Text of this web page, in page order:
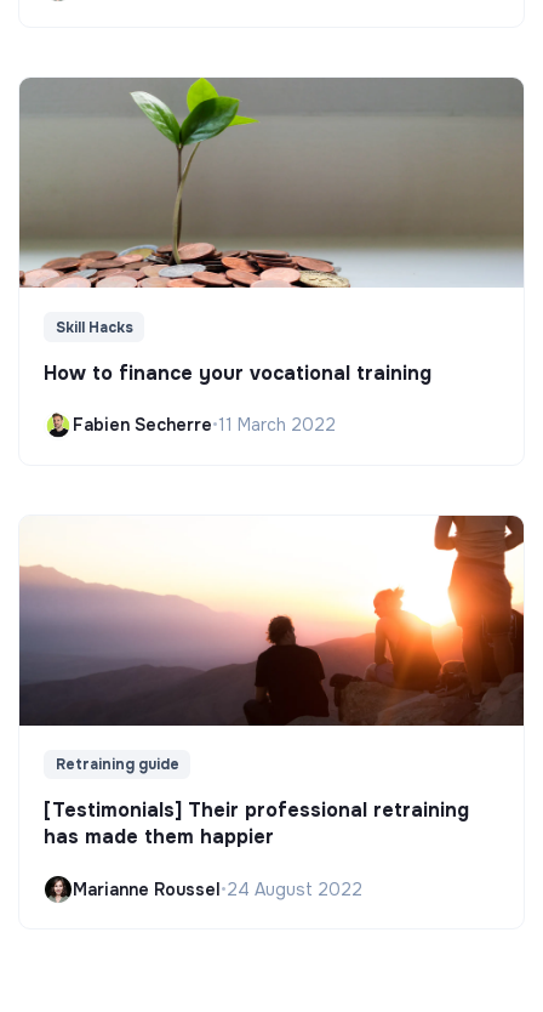
Skill Hacks
How to finance your vocational training
Fabien Secherre•11 March 2022
Retraining guide
[Testimonials] Their professional retraining
has made them happier
Marianne Roussel•24 August 2022